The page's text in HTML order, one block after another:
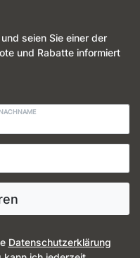
seien Sie einer der
und Rabatte informiert
NACHNAME
Daten­schutz­erklärung